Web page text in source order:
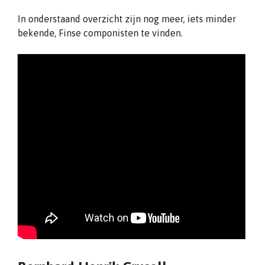
In onderstaand overzicht zijn nog meer, iets minder
bekende, Finse componisten te vinden.